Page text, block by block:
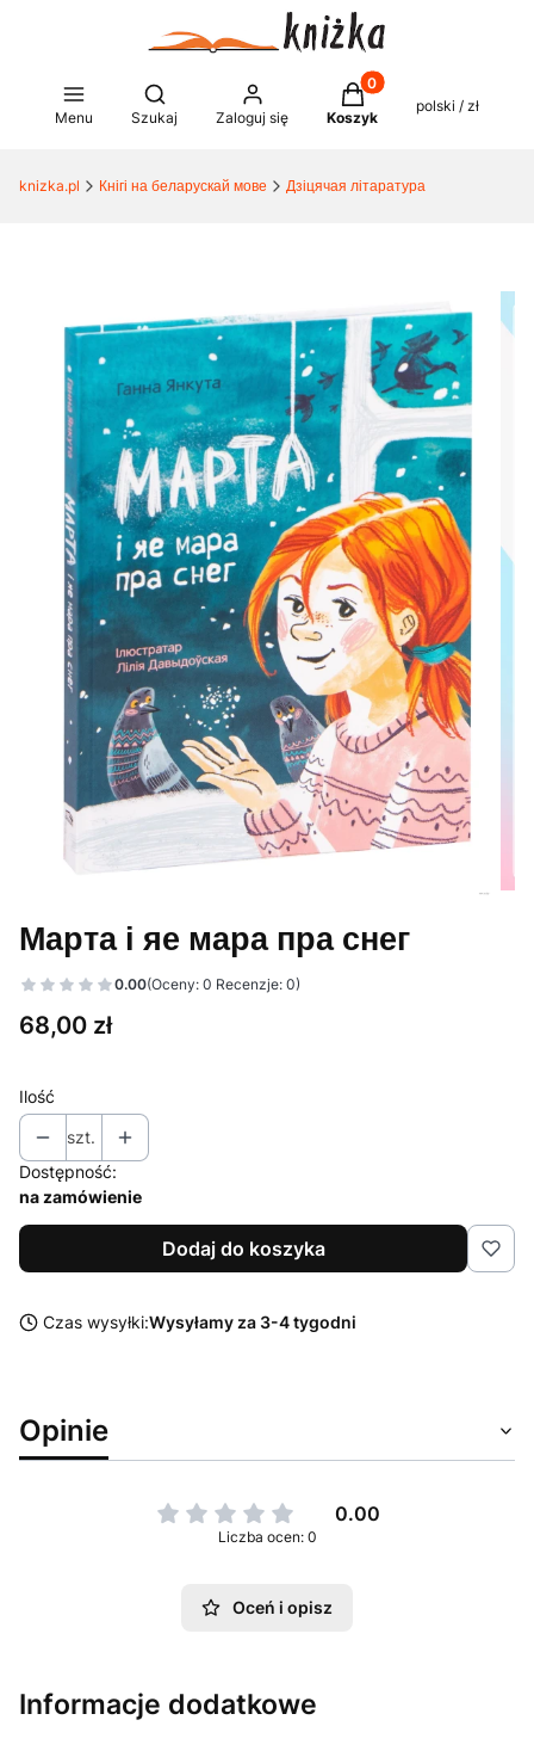
Menu
Otwórz wyszukiwarkę
Szukaj Zaloguj się
Produkty w koszyku:
Koszyk
polski / zł
knizka.pl Кнігі на беларускай мове Дзіцячая літаратура
Марта і яе мара пра снег
0.00(Oceny: 0 Recenzje: 0)
Cena
68,00 zł
Ilość
szt.
Dostępność:
na zamówienie
Dodaj do koszyka
Czas wysyłki:Wysyłamy za 3-4 tygodni
Opinie
0.00
Liczba ocen: 0
Oceń i opisz
Informacje dodatkowe